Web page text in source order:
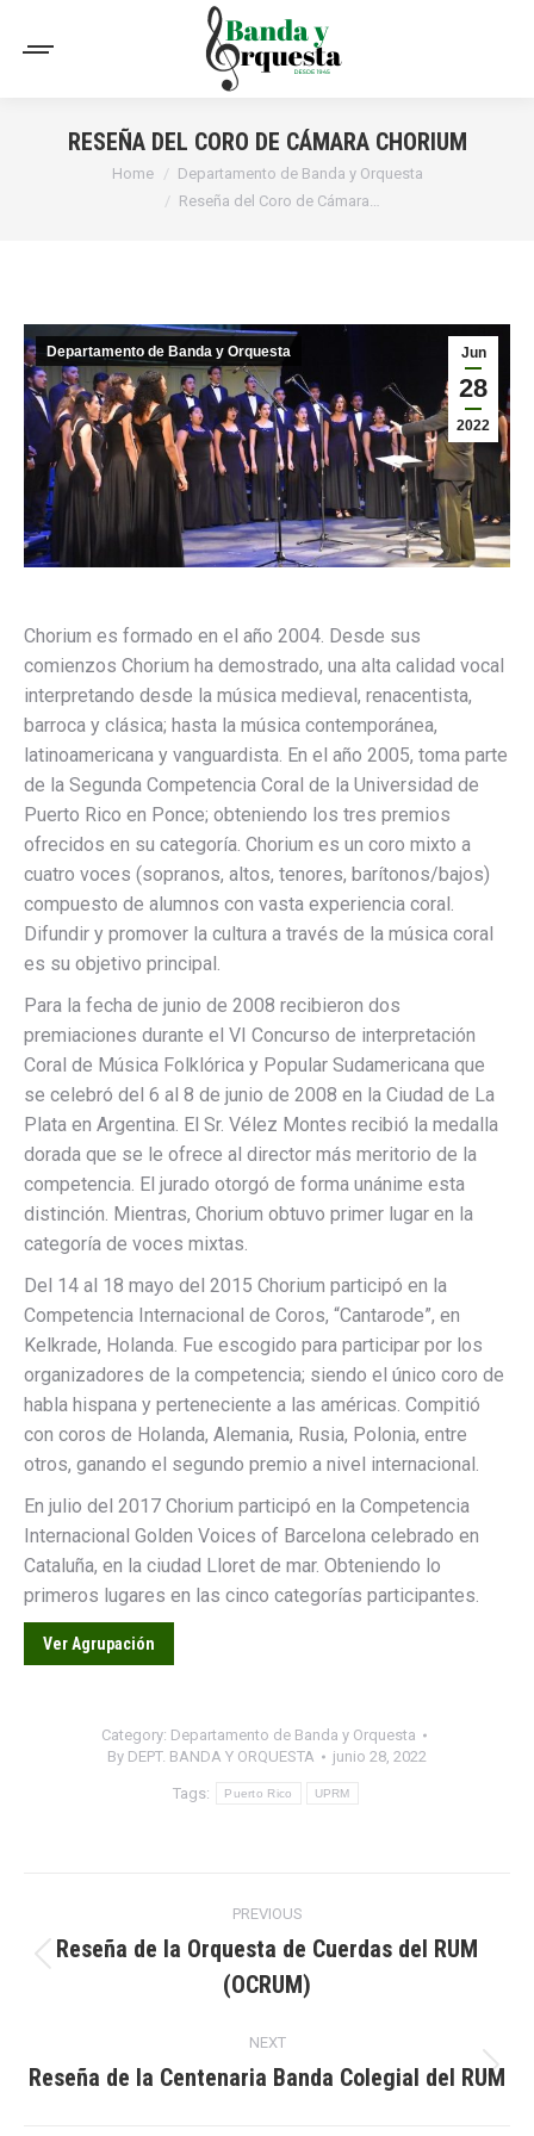
RESEÑA DEL CORO DE CÁMARA CHORIUM
You are here:Home
Departamento de Banda y Orquesta
Reseña del Coro de Cámara…
Jun
28
2022
Departamento de Banda y Orquesta
Chorium es formado en el año 2004. Desde sus
comienzos Chorium ha demostrado, una alta calidad vocal
interpretando desde la música medieval, renacentista,
barroca y clásica; hasta la música contemporánea,
latinoamericana y vanguardista. En el año 2005, toma parte
de la Segunda Competencia Coral de la Universidad de
Puerto Rico en Ponce; obteniendo los tres premios
ofrecidos en su categoría. Chorium es un coro mixto a
cuatro voces (sopranos, altos, tenores, barítonos/bajos)
compuesto de alumnos con vasta experiencia coral.
Difundir y promover la cultura a través de la música coral
es su objetivo principal.
Para la fecha de junio de 2008 recibieron dos
premiaciones durante el VI Concurso de interpretación
Coral de Música Folklórica y Popular Sudamericana que
se celebró del 6 al 8 de junio de 2008 en la Ciudad de La
Plata en Argentina. El Sr. Vélez Montes recibió la medalla
dorada que se le ofrece al director más meritorio de la
competencia. El jurado otorgó de forma unánime esta
distinción. Mientras, Chorium obtuvo primer lugar en la
categoría de voces mixtas.
Del 14 al 18 mayo del 2015 Chorium participó en la
Competencia Internacional de Coros, “Cantarode”, en
Kelkrade, Holanda. Fue escogido para participar por los
organizadores de la competencia; siendo el único coro de
habla hispana y perteneciente a las américas. Compitió
con coros de Holanda, Alemania, Rusia, Polonia, entre
otros, ganando el segundo premio a nivel internacional.
En julio del 2017 Chorium participó en la Competencia
Internacional Golden Voices of Barcelona celebrado en
Cataluña, en la ciudad Lloret de mar. Obteniendo lo
primeros lugares en las cinco categorías participantes.
Ver Agrupación
Category: Departamento de Banda y Orquesta
By DEPT. BANDA Y ORQUESTA junio 28, 2022
Tags: Puerto Rico UPRM
navigation
PREVIOUS
post:
Reseña de la Orquesta de Cuerdas del RUM
(OCRUM)
NEXT
Next
Reseña de la Centenaria Banda Colegial del RUM